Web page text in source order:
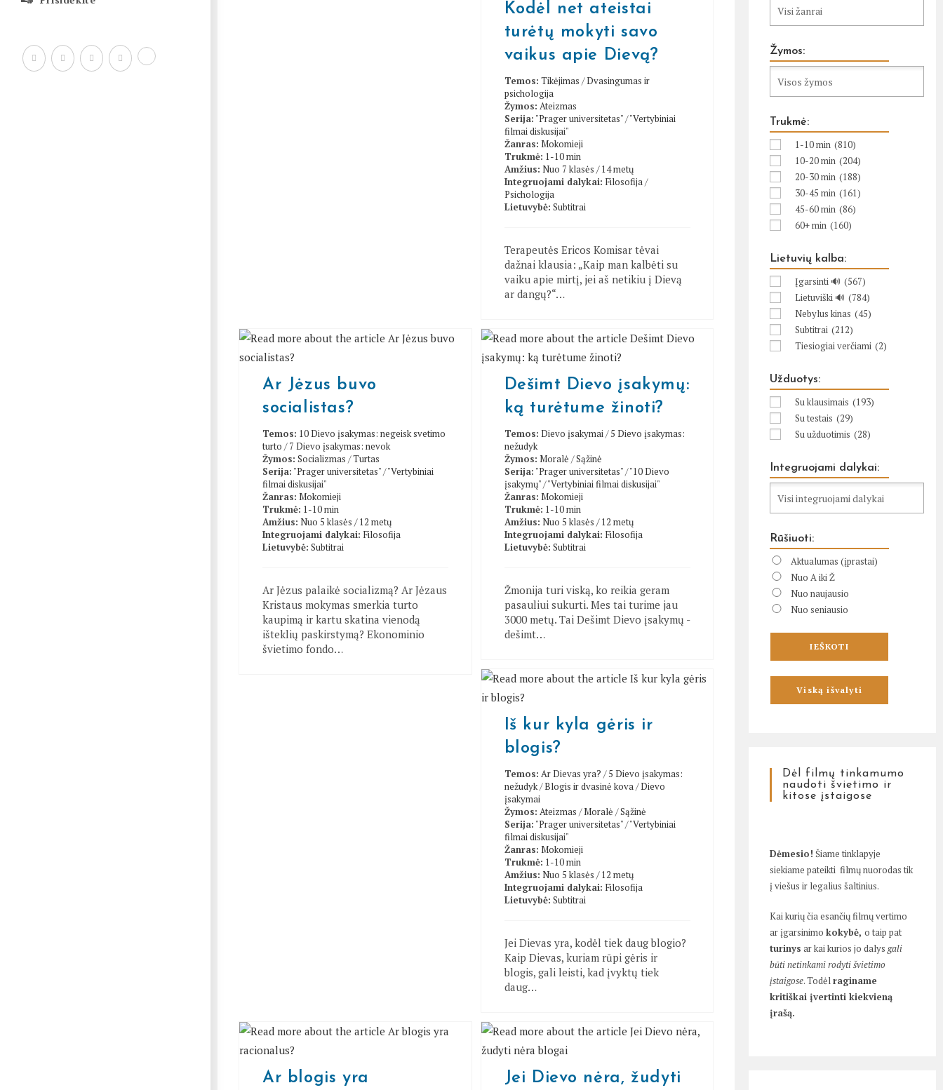
Kodėl net ateistai
turėtų mokyti savo
vaikus apie Dievą?
Temos: Tikėjimas /Dvasingumas ir
psichologija
Žymos: Ateizmas
Serija: "Prager universitetas"/"Vertybiniai
filmai diskusijai"
Žanras: Mokomieji
Trukmė: 1-10 min
Amžius: Nuo 7 klasės / 14 metų
Integruojami dalykai: Filosofija/
Psichologija
Lietuvybė: Subtitrai
Terapeutės Ericos Komisar tėvai
dažnai klausia: „Kaip man kalbėti su
vaiku apie mirtį, jei aš netikiu į Dievą
ar dangų?“…
Ar Jėzus buvo
socialistas?
Temos: 10 Dievo įsakymas: negeisk svetimo
turto /7 Dievo įsakymas: nevok
Žymos: Socializmas /Turtas
Serija: "Prager universitetas"/"Vertybiniai
filmai diskusijai"
Žanras: Mokomieji
Trukmė: 1-10 min
Amžius: Nuo 5 klasės / 12 metų
Integruojami dalykai: Filosofija
Lietuvybė: Subtitrai
Ar Jėzus palaikė socializmą? Ar Jėzaus
Kristaus mokymas smerkia turto
kaupimą ir kartu skatina vienodą
išteklių paskirstymą? Ekonominio
švietimo fondo…
Dešimt Dievo įsakymų:
ką turėtume žinoti?
Temos: Dievo įsakymai/5 Dievo įsakymas:
nežudyk
Žymos: Moralė /Sąžinė
Serija: "Prager universitetas"/"10 Dievo
įsakymų"/"Vertybiniai filmai diskusijai"
Žanras: Mokomieji
Trukmė: 1-10 min
Amžius: Nuo 5 klasės / 12 metų
Integruojami dalykai: Filosofija
Lietuvybė: Subtitrai
Žmonija turi viską, ko reikia geram
pasauliui sukurti. Mes tai turime jau
3000 metų. Tai Dešimt Dievo įsakymų -
dešimt…
Iš kur kyla gėris ir
blogis?
Temos: Ar Dievas yra? /5 Dievo įsakymas:
nežudyk/Blogis ir dvasinė kova/Dievo
įsakymai
Žymos: Ateizmas /Moralė /Sąžinė
Serija: "Prager universitetas"/"Vertybiniai
filmai diskusijai"
Žanras: Mokomieji
Trukmė: 1-10 min
Amžius: Nuo 5 klasės / 12 metų
Integruojami dalykai: Filosofija
Lietuvybė: Subtitrai
Jei Dievas yra, kodėl tiek daug blogio?
Kaip Dievas, kuriam rūpi gėris ir
blogis, gali leisti, kad įvyktų tiek
daug…
Ar blogis yra
Jei Dievo nėra, žudyti
Žymos:
Trukmė:
1-10 min (810)
10-20 min (204)
20-30 min (188)
30-45 min (161)
45-60 min (86)
60+ min (160)
Lietuvių kalba:
Įgarsinti 🔊 (567)
Lietuviški 🔊 (784)
Nebylus kinas (45)
Subtitrai (212)
Tiesiogiai verčiami (2)
Užduotys:
Su klausimais (193)
Su testais (29)
Su užduotimis (28)
Integruojami dalykai:
Rūšiuoti:
Aktualumas (įprastai)
Nuo A iki Ž
Nuo naujausio
Nuo seniausio
Dėl filmų tinkamumo
naudoti švietimo ir
kitose įstaigose
Dėmesio! Šiame tinklapyje
siekiame pateikti filmų nuorodas tik
į viešus ir legalius šaltinius.
Kai kurių čia esančių filmų vertimo
ar įgarsinimokokybė,o taip pat
turinys ar kai kurios jo dalysgali
būti netinkami rodyti švietimo
įstaigose. Todėlraginame
kritiškai įvertinti kiekvieną
įrašą.